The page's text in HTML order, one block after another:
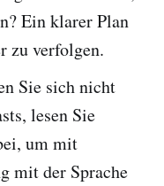
Ein klarer Plan
zu verfolgen.
Sie sich nicht
lesen Sie
um mit
mit der Sprache